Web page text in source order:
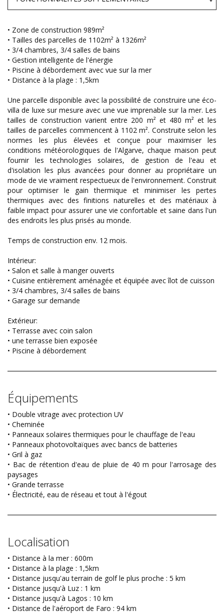
• Zone de construction 989m²
• Tailles des parcelles de 1102m² à 1326m²
• 3/4 chambres, 3/4 salles de bains
• Gestion intelligente de l'énergie
• Piscine à débordement avec vue sur la mer
• Distance à la plage : 1,5km
Une parcelle disponible avec la possibilité de construire une éco-
villa de luxe sur mesure avec une vue imprenable sur la mer. Les
tailles de construction varient entre 200 m² et 480 m² et les
tailles de parcelles commencent à 1102 m². Construite selon les
normes les plus élevées et conçue pour maximiser les
conditions météorologiques de l'Algarve, chaque maison peut
fournir les technologies solaires, de gestion de l'eau et
d'isolation les plus avancées pour donner au propriétaire un
mode de vie vraiment respectueux de l'environnement. Construit
pour optimiser le gain thermique et minimiser les pertes
thermiques avec des finitions naturelles et des matériaux à
faible impact pour assurer une vie confortable et saine dans l'un
des endroits les plus prisés au monde.
Temps de construction env. 12 mois.
Intérieur:
• Salon et salle à manger ouverts
• Cuisine entièrement aménagée et équipée avec îlot de cuisson
• 3/4 chambres, 3/4 salles de bains
• Garage sur demande
Extérieur:
• Terrasse avec coin salon
• une terrasse bien exposée
• Piscine à débordement
Équipements
• Double vitrage avec protection UV
• Cheminée
• Panneaux solaires thermiques pour le chauffage de l'eau
• Panneaux photovoltaïques avec bancs de batteries
• Gril à gaz
• Bac de rétention d'eau de pluie de 40 m pour l'arrosage des
paysages
• Grande terrasse
• Électricité, eau de réseau et tout à l'égout
Localisation
• Distance à la mer : 600m
• Distance à la plage : 1,5km
• Distance jusqu'au terrain de golf le plus proche : 5 km
• Distance jusqu'à Luz : 1 km
• Distance jusqu'à Lagos : 10 km
• Distance de l'aéroport de Faro : 94 km